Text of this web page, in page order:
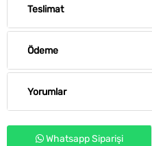
Teslimat
Ödeme
Yorumlar
Whatsapp Siparişi